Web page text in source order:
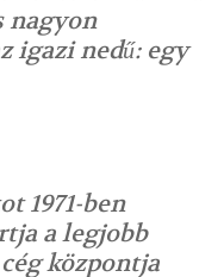
nagyon
igazi nedű: egy
1971-ben
a legjobb
központja